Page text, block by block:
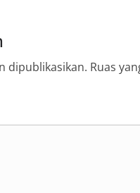
dipublikasikan. Ruas